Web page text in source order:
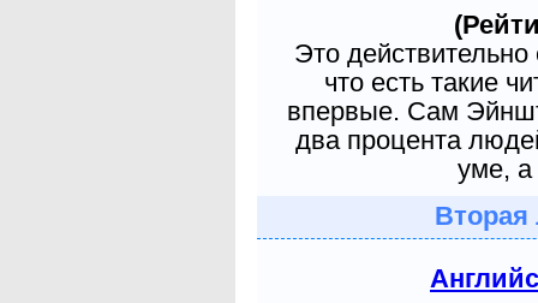
Это
что есть такие
впервые. Сам
два процента
уме, а
Вторая